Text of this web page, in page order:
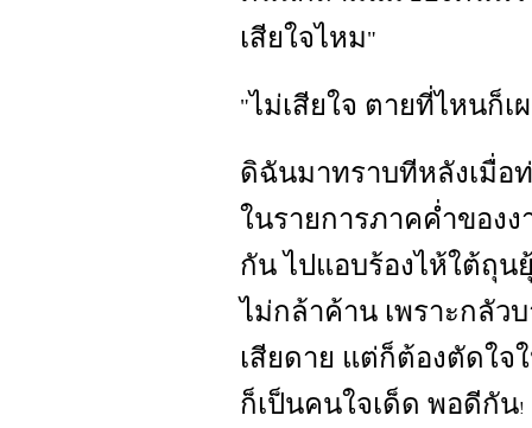
เสียใจไหม"
"ไม่เสียใจ ตายที่ไหนก็เ
ดิฉันมาทราบทีหลังเมื่
ในรายการภาคค่ำของ
กัน ไปแอบร้องไห้ใต้ถุน
ไม่กล้าค้าน เพราะกลัว
เสียดาย แต่ก็ต้องตัดใ
ก็เป็นคนใจเด็ด พอดีกัน!